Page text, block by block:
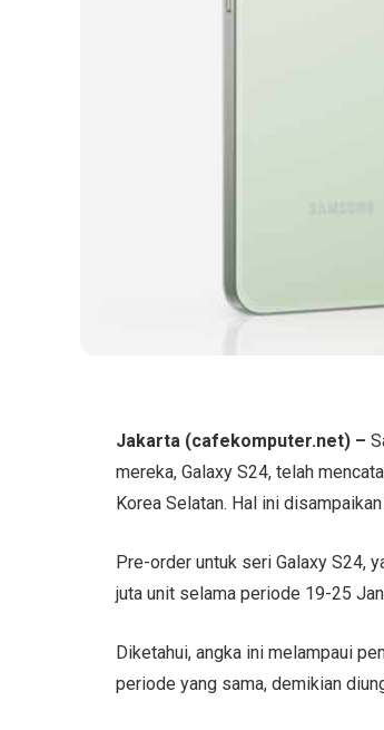
Jakarta (cafekomputer.net) –
mereka, Galaxy S24, telah
Korea Selatan. Hal ini
Pre-order untuk seri Galaxy S24,
juta unit selama periode 19-25
Diketahui, angka ini melampaui
periode yang sama, demikian